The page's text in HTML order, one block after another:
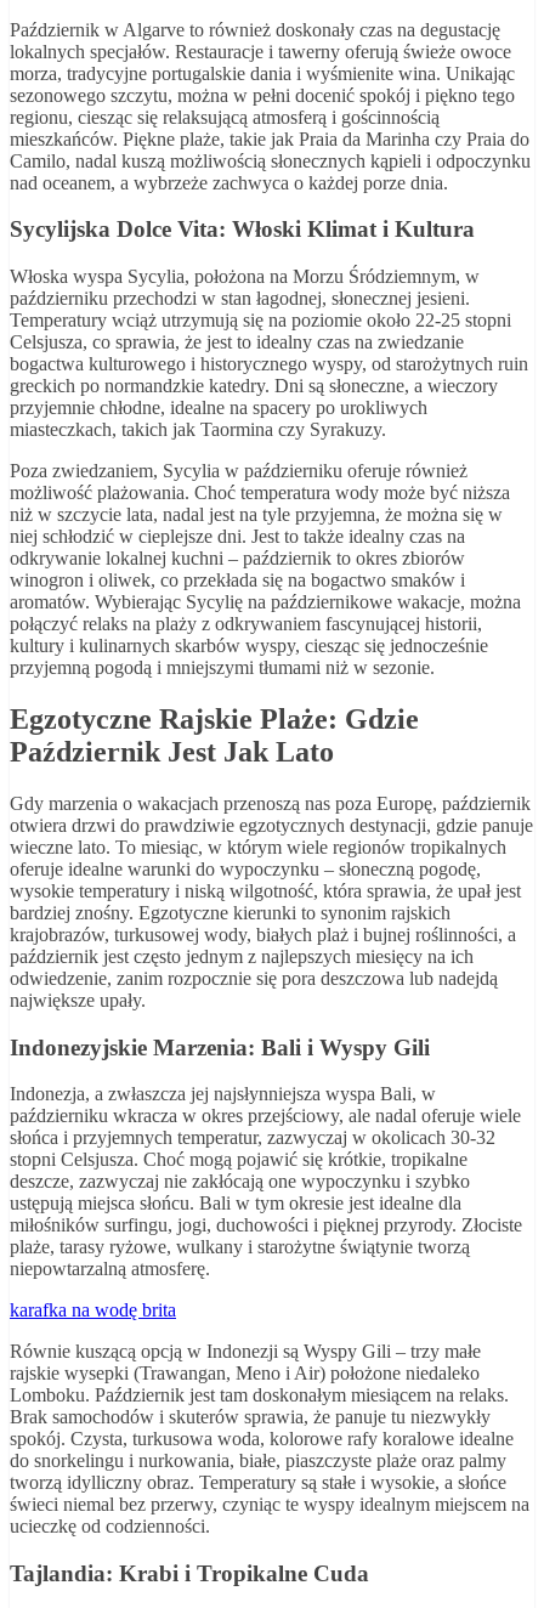
Październik w Algarve to również doskonały czas na degustację
lokalnych specjałów. Restauracje i tawerny oferują świeże owoce
morza, tradycyjne portugalskie dania i wyśmienite wina. Unikając
sezonowego szczytu, można w pełni docenić spokój i piękno tego
regionu, ciesząc się relaksującą atmosferą i gościnnością
mieszkańców. Piękne plaże, takie jak Praia da Marinha czy Praia do
Camilo, nadal kuszą możliwością słonecznych kąpieli i odpoczynku
nad oceanem, a wybrzeże zachwyca o każdej porze dnia.
Sycylijska Dolce Vita: Włoski Klimat i Kultura
Włoska wyspa Sycylia, położona na Morzu Śródziemnym, w
październiku przechodzi w stan łagodnej, słonecznej jesieni.
Temperatury wciąż utrzymują się na poziomie około 22-25 stopni
Celsjusza, co sprawia, że jest to idealny czas na zwiedzanie
bogactwa kulturowego i historycznego wyspy, od starożytnych ruin
greckich po normandzkie katedry. Dni są słoneczne, a wieczory
przyjemnie chłodne, idealne na spacery po urokliwych
miasteczkach, takich jak Taormina czy Syrakuzy.
Poza zwiedzaniem, Sycylia w październiku oferuje również
możliwość plażowania. Choć temperatura wody może być niższa
niż w szczycie lata, nadal jest na tyle przyjemna, że można się w
niej schłodzić w cieplejsze dni. Jest to także idealny czas na
odkrywanie lokalnej kuchni – październik to okres zbiorów
winogron i oliwek, co przekłada się na bogactwo smaków i
aromatów. Wybierając Sycylię na październikowe wakacje, można
połączyć relaks na plaży z odkrywaniem fascynującej historii,
kultury i kulinarnych skarbów wyspy, ciesząc się jednocześnie
przyjemną pogodą i mniejszymi tłumami niż w sezonie.
Egzotyczne Rajskie Plaże: Gdzie
Październik Jest Jak Lato
Gdy marzenia o wakacjach przenoszą nas poza Europę, październik
otwiera drzwi do prawdziwie egzotycznych destynacji, gdzie panuje
wieczne lato. To miesiąc, w którym wiele regionów tropikalnych
oferuje idealne warunki do wypoczynku – słoneczną pogodę,
wysokie temperatury i niską wilgotność, która sprawia, że upał jest
bardziej znośny. Egzotyczne kierunki to synonim rajskich
krajobrazów, turkusowej wody, białych plaż i bujnej roślinności, a
październik jest często jednym z najlepszych miesięcy na ich
odwiedzenie, zanim rozpocznie się pora deszczowa lub nadejdą
największe upały.
Indonezyjskie Marzenia: Bali i Wyspy Gili
Indonezja, a zwłaszcza jej najsłynniejsza wyspa Bali, w
październiku wkracza w okres przejściowy, ale nadal oferuje wiele
słońca i przyjemnych temperatur, zazwyczaj w okolicach 30-32
stopni Celsjusza. Choć mogą pojawić się krótkie, tropikalne
deszcze, zazwyczaj nie zakłócają one wypoczynku i szybko
ustępują miejsca słońcu. Bali w tym okresie jest idealne dla
miłośników surfingu, jogi, duchowości i pięknej przyrody. Złociste
plaże, tarasy ryżowe, wulkany i starożytne świątynie tworzą
niepowtarzalną atmosferę.
karafka na wodę brita
Równie kuszącą opcją w Indonezji są Wyspy Gili – trzy małe
rajskie wysepki (Trawangan, Meno i Air) położone niedaleko
Lomboku. Październik jest tam doskonałym miesiącem na relaks.
Brak samochodów i skuterów sprawia, że panuje tu niezwykły
spokój. Czysta, turkusowa woda, kolorowe rafy koralowe idealne
do snorkelingu i nurkowania, białe, piaszczyste plaże oraz palmy
tworzą idylliczny obraz. Temperatury są stałe i wysokie, a słońce
świeci niemal bez przerwy, czyniąc te wyspy idealnym miejscem na
ucieczkę od codzienności.
Tajlandia: Krabi i Tropikalne Cuda